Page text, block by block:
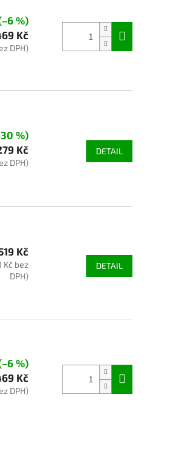
%)
Kč
DPH)
%)
Kč
DPH)
DETAIL
Kč
Kč bez
DPH)
DETAIL
%)
Kč
DPH)